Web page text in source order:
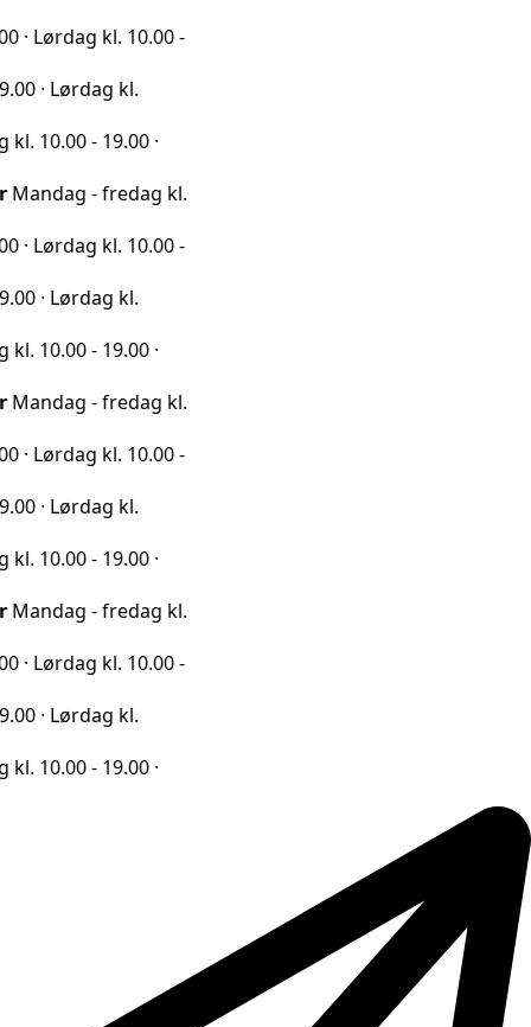
kl. 10.00 -
kl.
- 19.00 ·
- fredag kl.
kl. 10.00 -
kl.
- 19.00 ·
- fredag kl.
kl. 10.00 -
kl.
- 19.00 ·
- fredag kl.
kl. 10.00 -
kl.
- 19.00 ·